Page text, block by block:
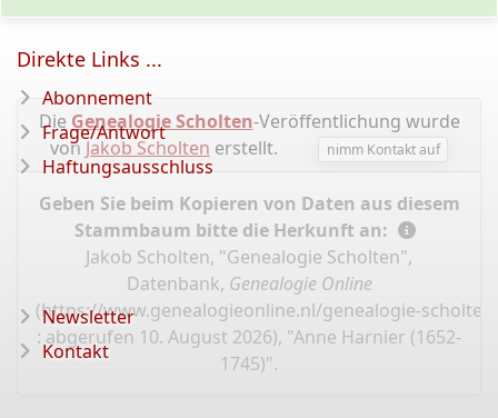
Die Genealogie Scholten-Veröffentlichung wurde
von Jakob Scholten erstellt. nimm Kontakt auf
Geben Sie beim Kopieren von Daten aus diesem
Stammbaum bitte die Herkunft an:
Jakob Scholten, "Genealogie Scholten",
Datenbank, Genealogie Online
(https://www.genealogieonline.nl/genealogie-
: abgerufen 10. August 2026), "Anne Harnier (1652-
1745)".
Direkte Links ...
Abonnement
Frage/Antwort
Haftungsausschluss
Newsletter
Kontakt